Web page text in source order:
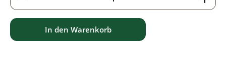
In den Warenkorb